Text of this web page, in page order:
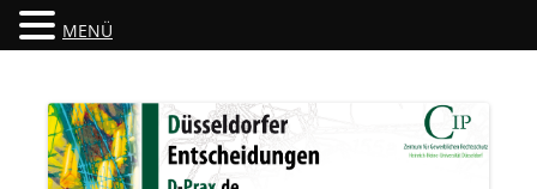
Düsseldorfer Entscheidungen
MENÜ